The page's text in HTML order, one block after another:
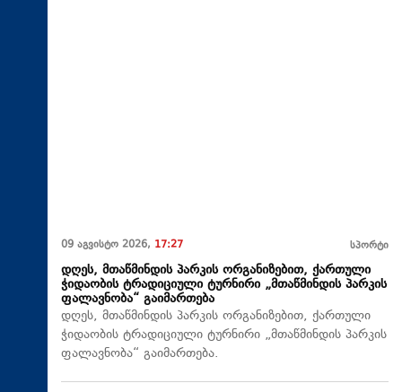
09 აგვისტო 2026, 17:27 სპორტი
დღეს, მთაწმინდის პარკის ორგანიზებით, ქართული
ჭიდაობის ტრადიციული ტურნირი „მთაწმინდის პარკის
ფალავნობა“ გაიმართება
დღეს, მთაწმინდის პარკის ორგანიზებით, ქართული
ჭიდაობის ტრადიციული ტურნირი „მთაწმინდის პარკის
ფალავნობა“ გაიმართება.